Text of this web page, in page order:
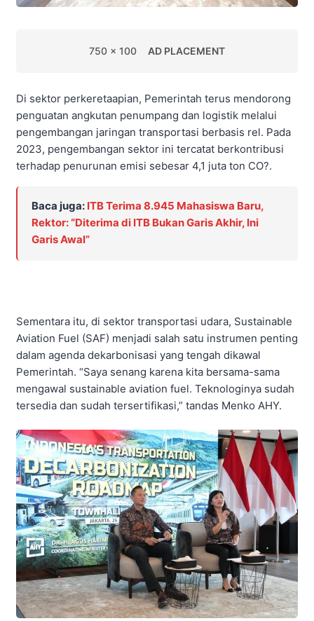
750 x 100 AD PLACEMENT
Di sektor perkeretaapian, Pemerintah terus mendorong
penguatan angkutan penumpang dan logistik melalui
pengembangan jaringan transportasi berbasis rel. Pada
2023, pengembangan sektor ini tercatat berkontribusi
terhadap penurunan emisi sebesar 4,1 juta ton CO?.
Baca juga: ITB Terima 8.945 Mahasiswa Baru,
Rektor: “Diterima di ITB Bukan Garis Akhir, Ini
Garis Awal”
Sementara itu, di sektor transportasi udara, Sustainable
Aviation Fuel (SAF) menjadi salah satu instrumen penting
dalam agenda dekarbonisasi yang tengah dikawal
Pemerintah. “Saya senang karena kita bersama-sama
mengawal sustainable aviation fuel. Teknologinya sudah
tersedia dan sudah tersertifikasi,” tandas Menko AHY.